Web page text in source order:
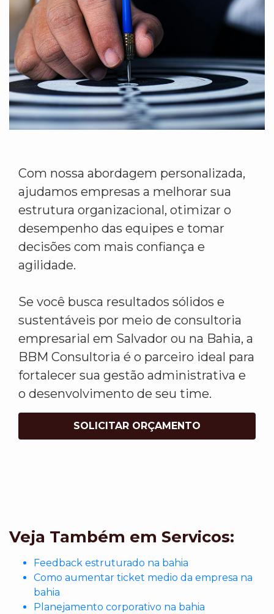
Com nossa abordagem personalizada,
ajudamos empresas a melhorar sua
estrutura organizacional, otimizar o
desempenho das equipes e tomar
decisões com mais confiança e
agilidade.
Se você busca resultados sólidos e
sustentáveis por meio de consultoria
empresarial em Salvador ou na Bahia, a
BBM Consultoria é o parceiro ideal para
fortalecer sua gestão administrativa e
o desenvolvimento de seu time.
SOLICITAR ORÇAMENTO
Veja Também em Servicos:
Feedback estruturado na bahia
Como aumentar ticket medio da empresa na
bahia
Planejamento corporativo na bahia